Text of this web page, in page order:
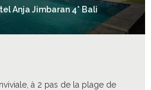
Anja Jimbaran 4* Bali
à 2 pas de la plage de